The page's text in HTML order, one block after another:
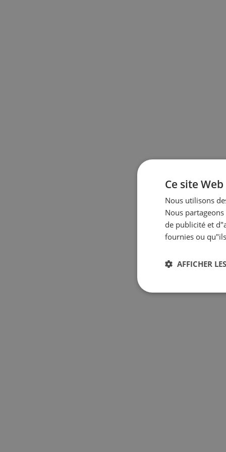
Ce site
Nous utilisons
Nous
de publicité et
fournies ou
AFFICHER